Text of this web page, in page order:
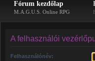
Fórum kezdőlap
M.A.G.U.S. Online RPG
A felhasználói
Felhasználónév: